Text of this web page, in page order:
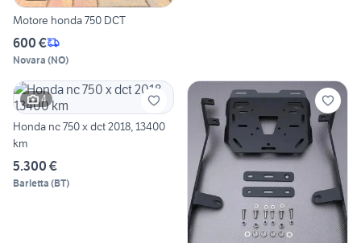
Motore honda 750 DCT
600 €
Novara (NO)
4
Honda nc 750 x dct 2018, 13400
km
5.300 €
Barletta (BT)